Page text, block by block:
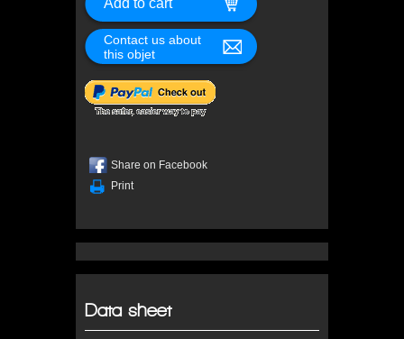
Contact us about
this objet
Share on Facebook
Print
Data sheet